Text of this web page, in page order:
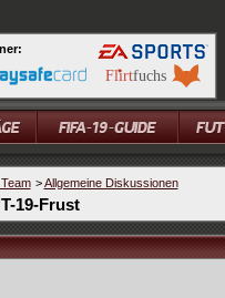
>Allgemeine Diskussionen
19-Frust